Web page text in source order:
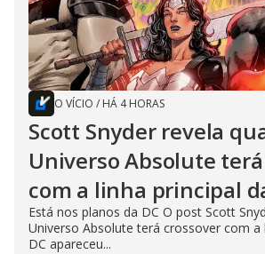
O VÍCIO / HÁ 4 HORAS
Scott Snyder revela
Universo Absolute
com a linha principal
Está nos planos da DC O post Scott
Universo Absolute terá crossover com a
DC apareceu...